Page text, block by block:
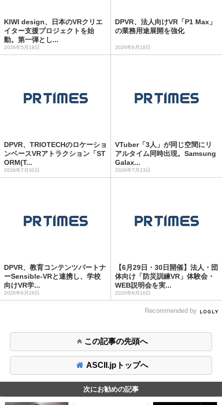
KIWI design、日本のVRクリエ
イター支援プロジェクトを始
動。第一弾とし...
2026年5月18日
DPVR、法人向けVR「P1 Max」
の業務用途展開を強化
2026年6月18日
DPVR、TRIOTECHのロケーショ
ンベースVRアトラクション「ST
ORM(T...
2026年7月30日
VTuber「3人」が同じ空間にリ
アルタイム同時出現。Samsung
Galax...
2026年7月23日
DPVR、教育コンテンツパートナ
ーSensible-VRと連携し、学校
向けVR学...
2026年6月26日
【6月29日・30日開催】法人・団
体向け「防災訓練VR」体験会・
WEB説明会を実...
2026年6月10日
Recommended by
この記事の先頭へ
ASCII.jpトップへ
次にお勧めの記事